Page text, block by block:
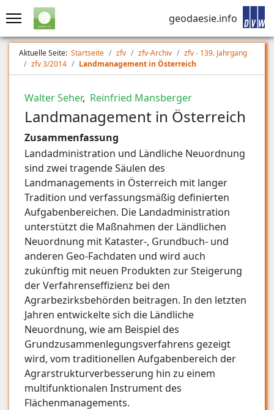
geodaesie.info
Aktuelle Seite: Startseite zfv zfv-Archiv
zfv - 139. Jahrgang
zfv 3/2014
Landmanagement in Österreich
Walter Seher, Reinfried Mansberger
Landmanagement in Österreich
Zusammenfassung
Landadministration und Ländliche Neuordnung
sind zwei tragende Säulen des
Landmanagements in Österreich mit langer
Tradition und verfassungsmäßig definierten
Aufgabenbereichen. Die Landadministration
unterstützt die Maßnahmen der Ländlichen
Neuordnung mit Kataster-, Grundbuch- und
anderen Geo-Fachdaten und wird auch
zukünftig mit neuen Produkten zur Steigerung
der Verfahrenseffizienz bei den
Agrarbezirksbehörden beitragen. In den letzten
Jahren entwickelte sich die Ländliche
Neuordnung, wie am Beispiel des
Grundzusammenlegungsverfahrens gezeigt
wird, vom traditionellen Aufgabenbereich der
Agrarstrukturverbesserung hin zu einem
multifunktionalen Instrument des
Flächenmanagements.